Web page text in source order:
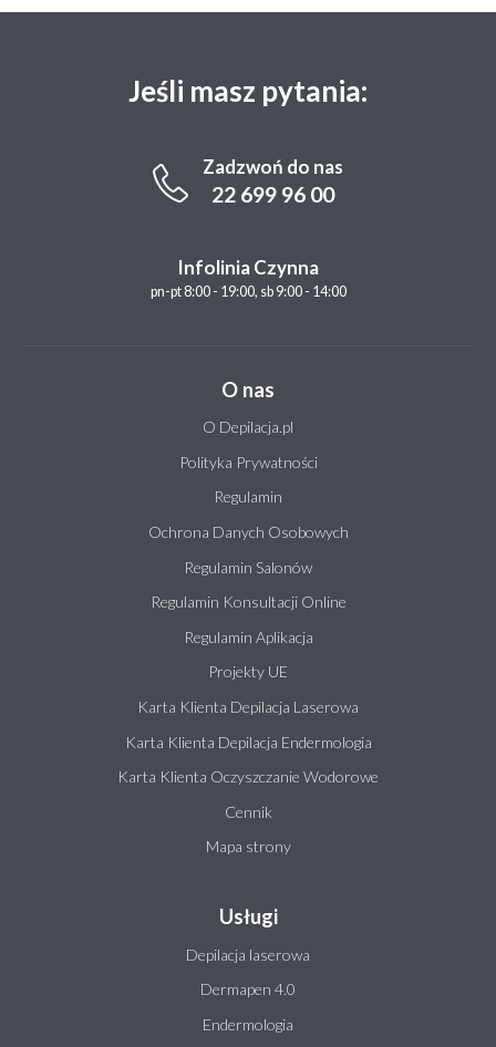
Jeśli masz pytania:
Zadzwoń do nas
22 699 96 00
Infolinia Czynna
pn-pt 8:00 - 19:00, sb 9:00 - 14:00
O nas
O Depilacja.pl
Polityka Prywatności
Regulamin
Ochrona Danych Osobowych
Regulamin Salonów
Regulamin Konsultacji Online
Regulamin Aplikacja
Projekty UE
Karta Klienta Depilacja Laserowa
Karta Klienta Depilacja Endermologia
Karta Klienta Oczyszczanie Wodorowe
Cennik
Mapa strony
Usługi
Depilacja laserowa
Dermapen 4.0
Endermologia